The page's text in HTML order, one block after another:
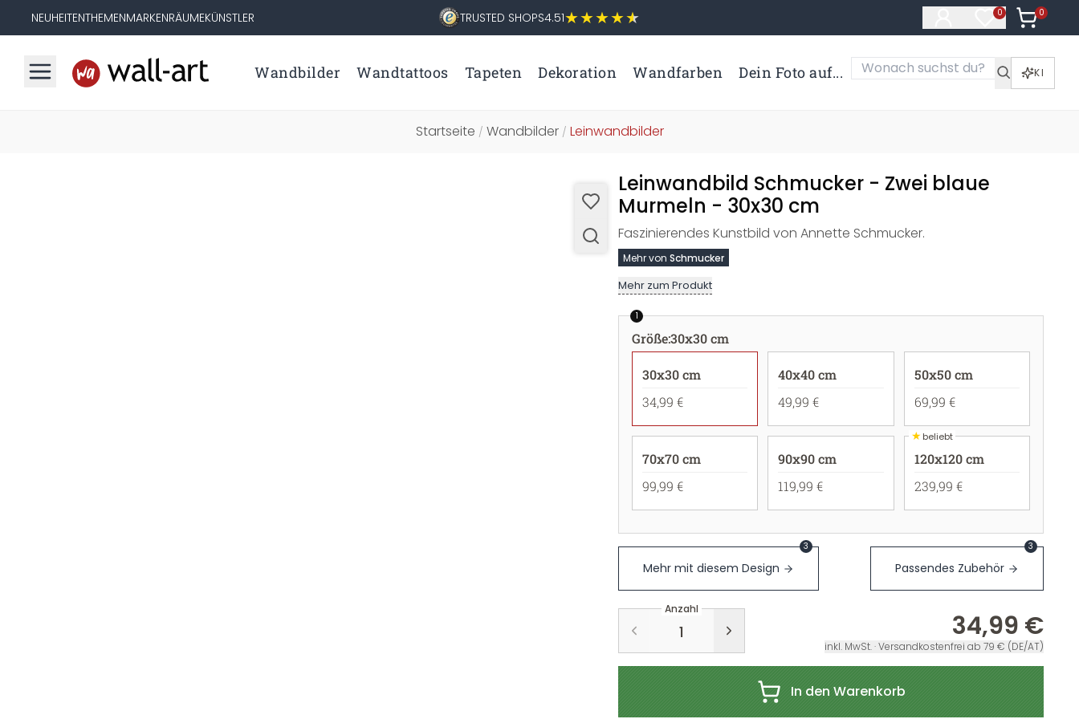
NEUHEITENTHEMENMARKENRÄUMEKÜNSTLER TRUSTED SHOPS4.51 0
Artikel im
0
Artikel
Wandbilder Wandtattoos Tapeten Dekoration Wandfarben Dein Foto auf... KI
Startseite / Wandbilder/ Leinwandbilder
Leinwandbild Schmucker - Zwei blaue
Murmeln - 30x30 cm
Faszinierendes Kunstbild von Annette Schmucker.
Mehr von Schmucker
Mehr zum Produkt
1
Größe:30x30 cm
30x30 cm
34,99 €
40x40 cm
49,99 €
50x50 cm
69,99 €
70x70 cm
99,99 €
90x90 cm
119,99 €
★beliebt
120x120 cm
239,99 €
Mehr mit diesem Design
3
Passendes Zubehör
3
Anzahl
34,99 €
inkl. MwSt. · Versandkostenfrei ab 79 € (DE/AT)
In den Warenkorb